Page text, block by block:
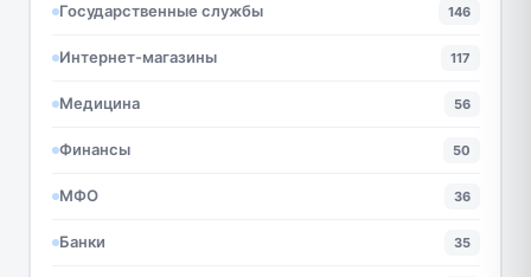
Государственные службы 146
Интернет-магазины 117
Медицина 56
Финансы 50
МФО 36
Банки 35